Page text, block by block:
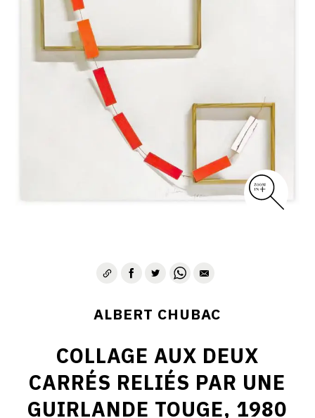
ALBERT CHUBAC
COLLAGE AUX DEUX
CARRÉS RELIÉS PAR UNE
GUIRLANDE TOUGE, 1980